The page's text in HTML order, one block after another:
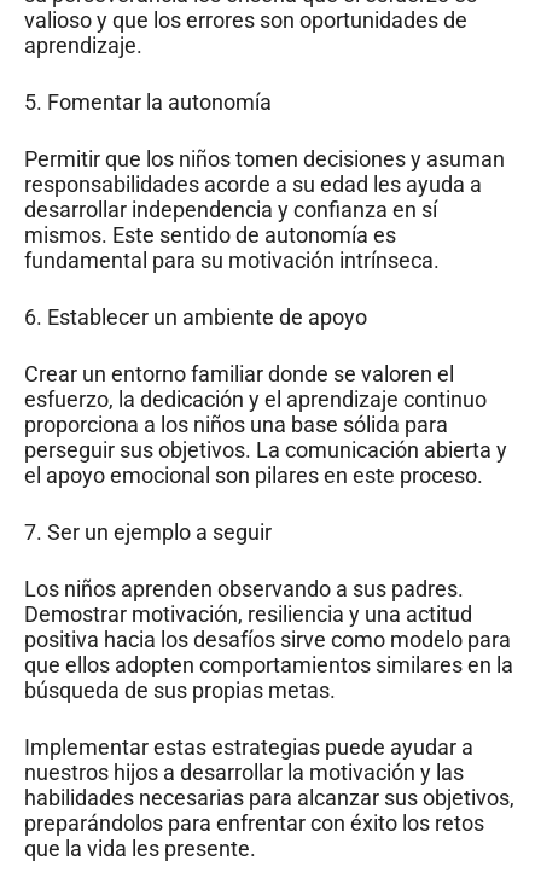
valioso y que los errores son oportunidades de
aprendizaje.
5. Fomentar la autonomía
Permitir que los niños tomen decisiones y asuman
responsabilidades acorde a su edad les ayuda a
desarrollar independencia y confianza en sí
mismos. Este sentido de autonomía es
fundamental para su motivación intrínseca.
6. Establecer un ambiente de apoyo
Crear un entorno familiar donde se valoren el
esfuerzo, la dedicación y el aprendizaje continuo
proporciona a los niños una base sólida para
perseguir sus objetivos. La comunicación abierta y
el apoyo emocional son pilares en este proceso.
7. Ser un ejemplo a seguir
Los niños aprenden observando a sus padres.
Demostrar motivación, resiliencia y una actitud
positiva hacia los desafíos sirve como modelo para
que ellos adopten comportamientos similares en la
búsqueda de sus propias metas.
Implementar estas estrategias puede ayudar a
nuestros hijos a desarrollar la motivación y las
habilidades necesarias para alcanzar sus objetivos,
preparándolos para enfrentar con éxito los retos
que la vida les presente.